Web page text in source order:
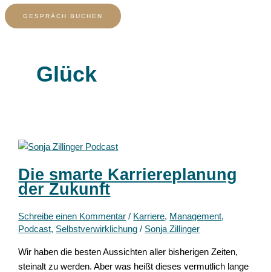
GESPRÄCH BUCHEN
Glück
Die smarte Karriereplanung
der Zukunft
Schreibe einen Kommentar / Karriere, Management,
Podcast, Selbstverwirklichung / Sonja Zillinger
Wir haben die besten Aussichten aller bisherigen Zeiten,
steinalt zu werden. Aber was heißt dieses vermutlich lange